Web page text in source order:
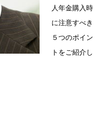
人年金購入時
に注意すべき
５つのポイン
トをご紹介し